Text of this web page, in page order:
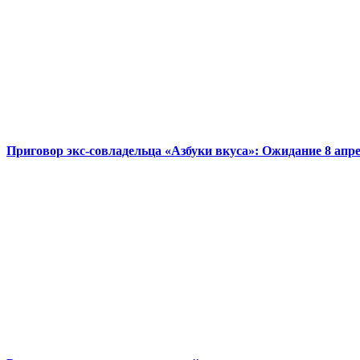
Приговор экс-совладельца «Азбуки вкуса»: Ожидание 8